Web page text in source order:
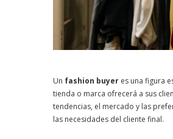
Un fashion buyer es una figura
tienda o marca ofrecerá a sus
tendencias, el mercado y las
las necesidades del cliente final.